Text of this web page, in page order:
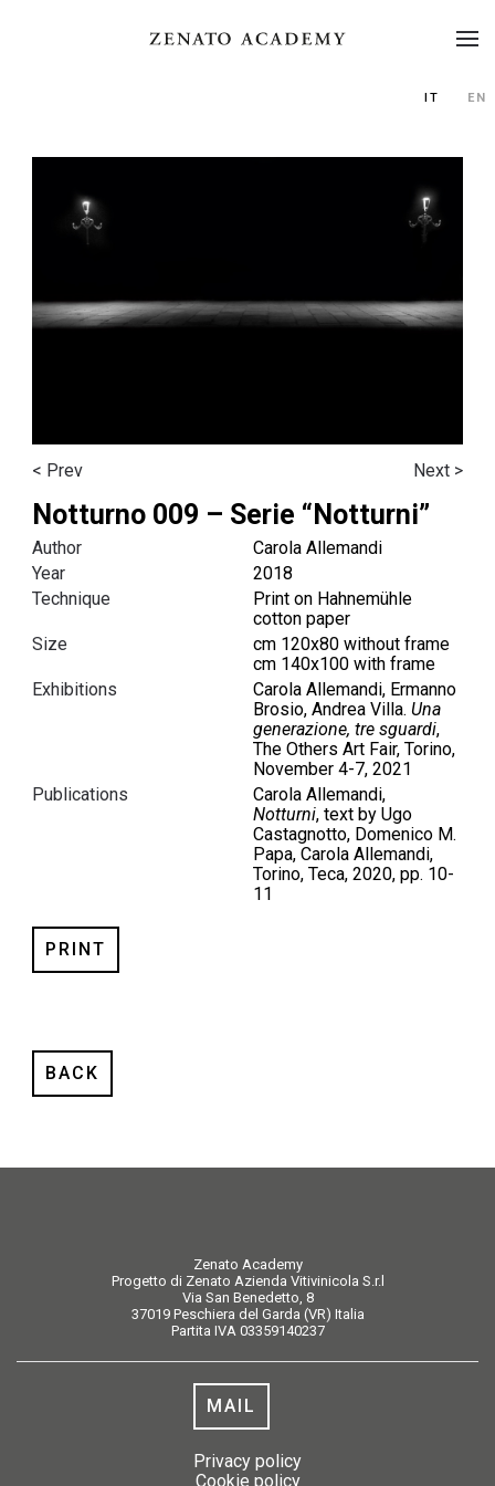
IT EN
< Prev Next >
Notturno 009 – Serie “Notturni”
Author
Carola Allemandi
Year
2018
Technique
Print on Hahnemühle
cotton paper
Size
cm 120x80 without frame
cm 140x100 with frame
Exhibitions
Carola Allemandi, Ermanno
Brosio, Andrea Villa. Una
generazione, tre sguardi,
The Others Art Fair, Torino,
November 4-7, 2021
Publications
Carola Allemandi,
Notturni, text by Ugo
Castagnotto, Domenico M.
Papa, Carola Allemandi,
Torino, Teca, 2020, pp. 10-
11
PRINT
BACK
Zenato Academy
Progetto di Zenato Azienda Vitivinicola S.r.l
Via San Benedetto, 8
37019 Peschiera del Garda (VR) Italia
Partita IVA 03359140237
MAIL
Privacy policy
Cookie policy